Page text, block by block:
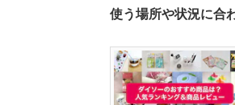
使う場所や状況に合